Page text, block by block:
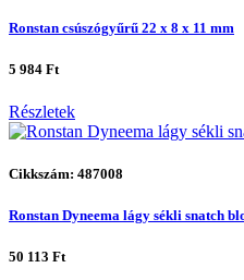
Ronstan csúszógyűrű 22 x 8 x 11 mm
5 984 Ft
Részletek
Cikkszám: 487008
Ronstan Dyneema lágy sékli snatch
50 113 Ft